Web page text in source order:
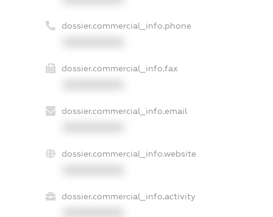
dossier.commercial_info.phone
dossier.commercial_info.fax
dossier.commercial_info.email
dossier.commercial_info.website
dossier.commercial_info.activity